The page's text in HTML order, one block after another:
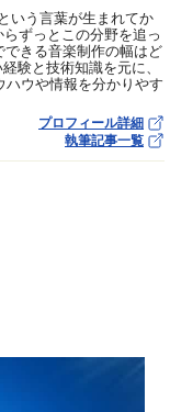
いう言葉が生まれてか
ずっとこの分野を追っ
できる音楽制作の幅はど
験と技術知識を元に、
ウや情報を分かりやす
プロフィール詳細
執筆記事一覧